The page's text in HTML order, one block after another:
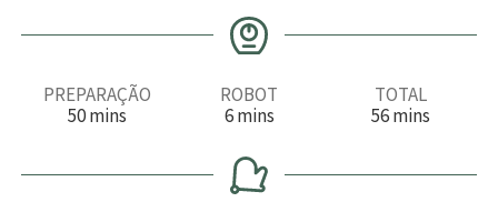
PREPARAÇÃO
50m
u
mins
ROBOT
6m
n
u
t
mins
TOTAL
56m
u
mins